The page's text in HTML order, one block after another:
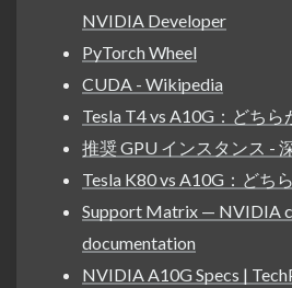
NVIDIA Developer
PyTorch Wheel
CUDA - Wikipedia
Tesla T4 vs A10G：どちら
推奨 GPU インスタンス -
Tesla K80 vs A10G：どち
Support Matrix — NVIDIA
documentation
NVIDIA A10G Specs |